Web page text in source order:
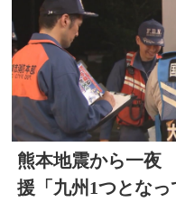
熊本地震から一夜
援「九州1つとな